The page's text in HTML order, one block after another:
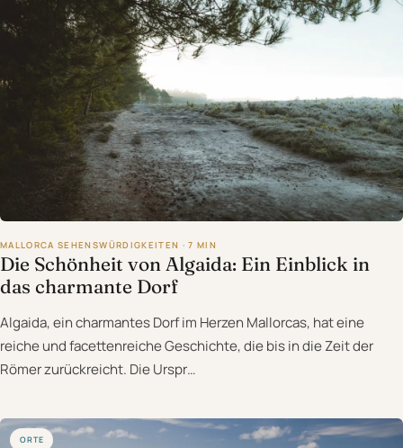
MALLORCA SEHENSWÜRDIGKEITEN · 7 MIN
Die Schönheit von Algaida: Ein Einblick in
das charmante Dorf
Algaida, ein charmantes Dorf im Herzen Mallorcas, hat eine
reiche und facettenreiche Geschichte, die bis in die Zeit der
Römer zurückreicht. Die Urspr…
ORTE